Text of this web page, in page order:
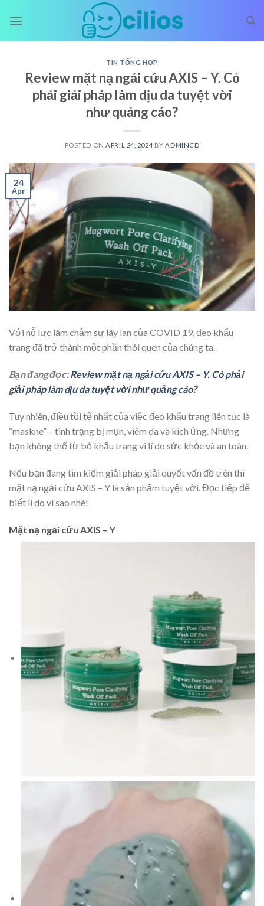
TIN TỔNG HỢP
Review mặt nạ ngải cứu AXIS – Y. Có
phải giải pháp làm dịu da tuyệt vời
như quảng cáo?
POSTED ON APRIL 24, 2024 BY ADMINCD
24
Apr
Với nỗ lực làm chậm sự lây lan của COVID 19, đeo khẩu
trang đã trở thành một phần thói quen của chúng ta.
Bạn đang đọc:Review mặt nạ ngải cứu AXIS – Y. Có phải
giải pháp làm dịu da tuyệt vời như quảng cáo?
Tuy nhiên, điều tồi tệ nhất của việc đeo khẩu trang liên tục là
“maskne” – tình trạng bị mụn, viêm da và kích ứng. Nhưng
bạn không thể từ bỏ khẩu trang vì lí do sức khỏe và an toàn.
Nếu bạn đang tìm kiếm giải pháp giải quyết vấn đề trên thì
mặt nạ ngải cứu AXIS – Y là sản phẩm tuyệt vời. Đọc tiếp để
biết lí do vì sao nhé!
Mặt nạ ngải cứu AXIS – Y